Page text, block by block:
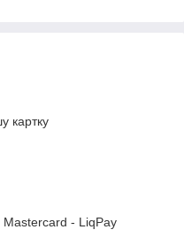
картку
- LiqPay